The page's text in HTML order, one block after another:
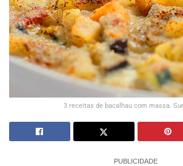
3 receitas de bacalhau com massa.
PUBLICIDADE